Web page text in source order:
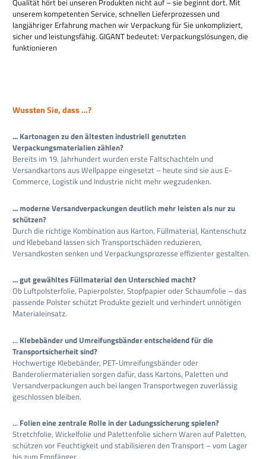
unserem kompetenten Service, schnellen Lieferprozessen und
langjähriger Erfahrung machen wir Verpackung für Sie unkompliziert,
sicher und leistungsfähig. GIGANT bedeutet: Verpackungslösungen, die
funktionieren
Wussten Sie, dass …?
... Kartonagen zu den ältesten industriell genutzten
Verpackungsmaterialien zählen?
Bereits im 19. Jahrhundert wurden erste Faltschachteln und
Versandkartons aus Wellpappe eingesetzt – heute sind sie aus E-
Commerce, Logistik und Industrie nicht mehr wegzudenken.
... moderne Versandverpackungen deutlich mehr leisten als nur zu
schützen?
Durch die richtige Kombination aus Karton, Füllmaterial, Kantenschutz
und Klebeband lassen sich Transportschäden reduzieren,
Versandkosten senken und Verpackungsprozesse effizienter gestalten.
... gut gewähltes Füllmaterial den Unterschied macht?
Ob Luftpolsterfolie, Papierpolster, Stopfpapier oder Schaumfolie – das
passende Polster schützt Produkte gezielt und verhindert unnötigen
Materialeinsatz.
... Klebebänder und Umreifungsbänder entscheidend für die
Transportsicherheit sind?
Hochwertige Klebebänder, PET-Umreifungsbänder oder
Banderoliermaterialien sorgen dafür, dass Kartons, Paletten und
Versandverpackungen auch bei langen Transportwegen zuverlässig
geschlossen bleiben.
... Folien eine zentrale Rolle in der Ladungssicherung spielen?
Stretchfolie, Wickelfolie und Palettenfolie sichern Waren auf Paletten,
schützen vor Feuchtigkeit und stabilisieren den Transport – vom Lager